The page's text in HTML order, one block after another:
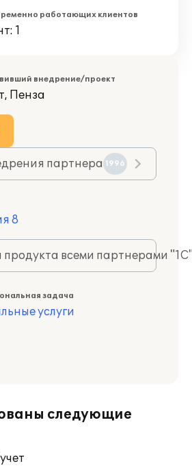
работающих клиентов
1
внедрение/проект
Пенза
партнера 1996
8
продукта всеми партнерами
задача
услуги
следующие